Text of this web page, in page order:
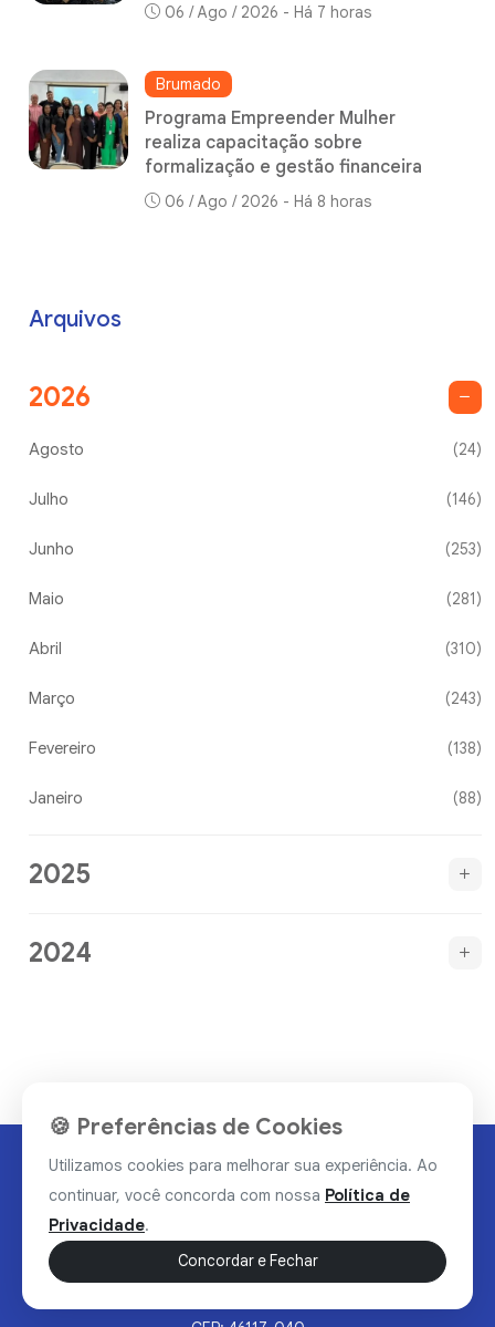
06 / Ago / 2026 - Há 7 horas
Brumado
Programa Empreender Mulher
realiza capacitação sobre
formalização e gestão financeira
06 / Ago / 2026 - Há 8 horas
Arquivos
2026
Agosto (24)
Julho (146)
Junho (253)
Maio (281)
Abril (310)
Março (243)
Fevereiro (138)
Janeiro (88)
2025
2024
🍪 Preferências de Cookies
Utilizamos cookies para melhorar sua experiência. Ao
continuar, você concorda com nossa Política de
Privacidade.
Concordar e Fechar